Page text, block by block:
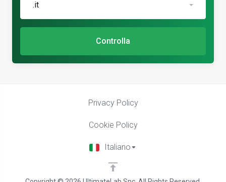
.it
Controlla
Privacy Policy
Cookie Policy
Italiano